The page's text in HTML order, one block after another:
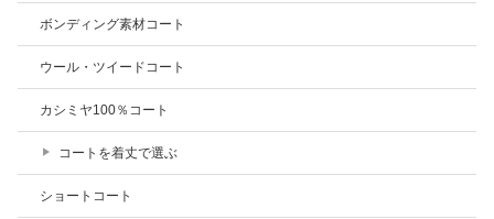
ボンディング素材コート
ウール・ツイードコート
カシミヤ100％コート
コートを着丈で選ぶ
ショートコート